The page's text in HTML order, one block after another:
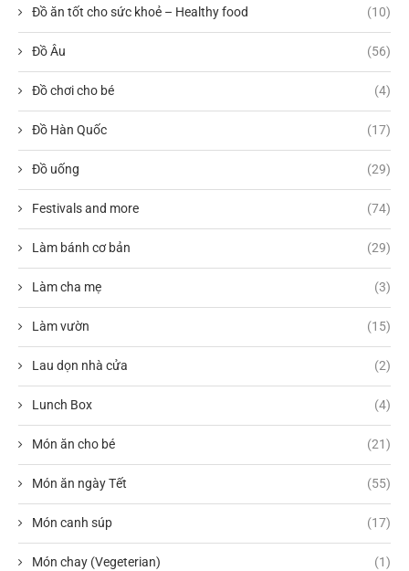
Đồ ăn tốt cho sức khoẻ – Healthy food (10)
Đồ Âu (56)
Đồ chơi cho bé (4)
Đồ Hàn Quốc (17)
Đồ uống (29)
Festivals and more (74)
Làm bánh cơ bản (29)
Làm cha mẹ (3)
Làm vườn (15)
Lau dọn nhà cửa (2)
Lunch Box (4)
Món ăn cho bé (21)
Món ăn ngày Tết (55)
Món canh súp (17)
Món chay (Vegeterian) (1)